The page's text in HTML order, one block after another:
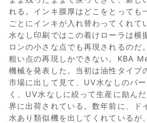
れる。インキ膜厚はどこをとっても
ごとにインキが入れ替わってくれて
水なし印刷ではこの着けローラは横
ロンの小さな点でも再現されるのだ
粗い点の再現しかできない。KBA
機械を発表した。当初は油性タイプ
市場に出して見て、UV水なしのバ
く、UV水なしに絞って生産に励ん
界に出荷されている。数年前に、ド
水あり類似機を出してくれているが